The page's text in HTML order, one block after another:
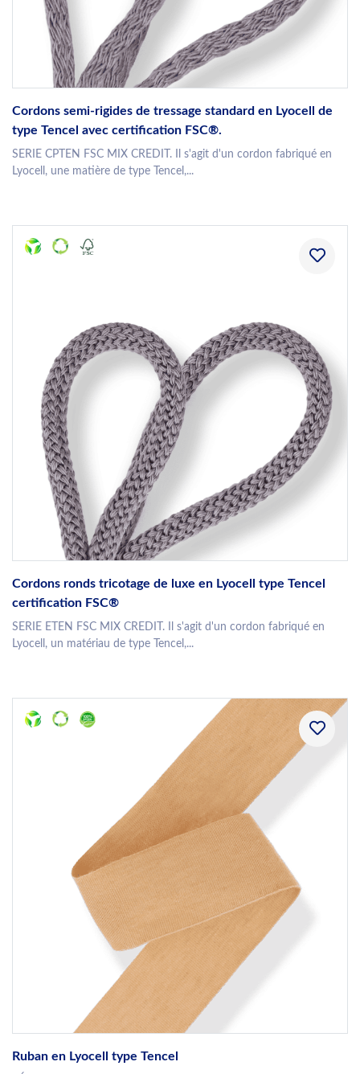
Cordons semi-rigides de tressage standard en Lyocell de
type Tencel avec certification FSC®.
SERIE CPTEN FSC MIX CREDIT. Il s'agit d'un cordon fabriqué en
Lyocell, une matière de type Tencel,...
Cordons ronds tricotage de luxe en Lyocell type Tencel
certification FSC®
SERIE ETEN FSC MIX CREDIT. Il s'agit d'un cordon fabriqué en
Lyocell, un matériau de type Tencel,...
Ruban en Lyocell type Tencel